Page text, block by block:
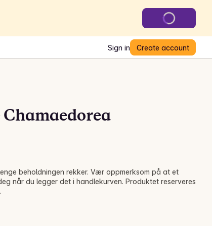
Sign in Create account
beholdningen rekker. Vær oppmerksom på at et
når du legger det i handlekurven. Produktet reserveres